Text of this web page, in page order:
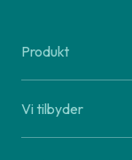
Produkt
Vi tilbyder